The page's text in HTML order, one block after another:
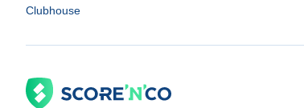
Clubhouse